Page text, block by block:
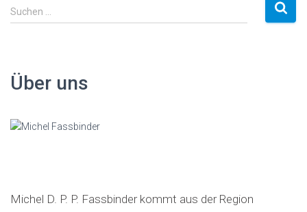
S
u
h
Suchen …
Über uns
Michel D. P. P. Fassbinder kommt aus der Region